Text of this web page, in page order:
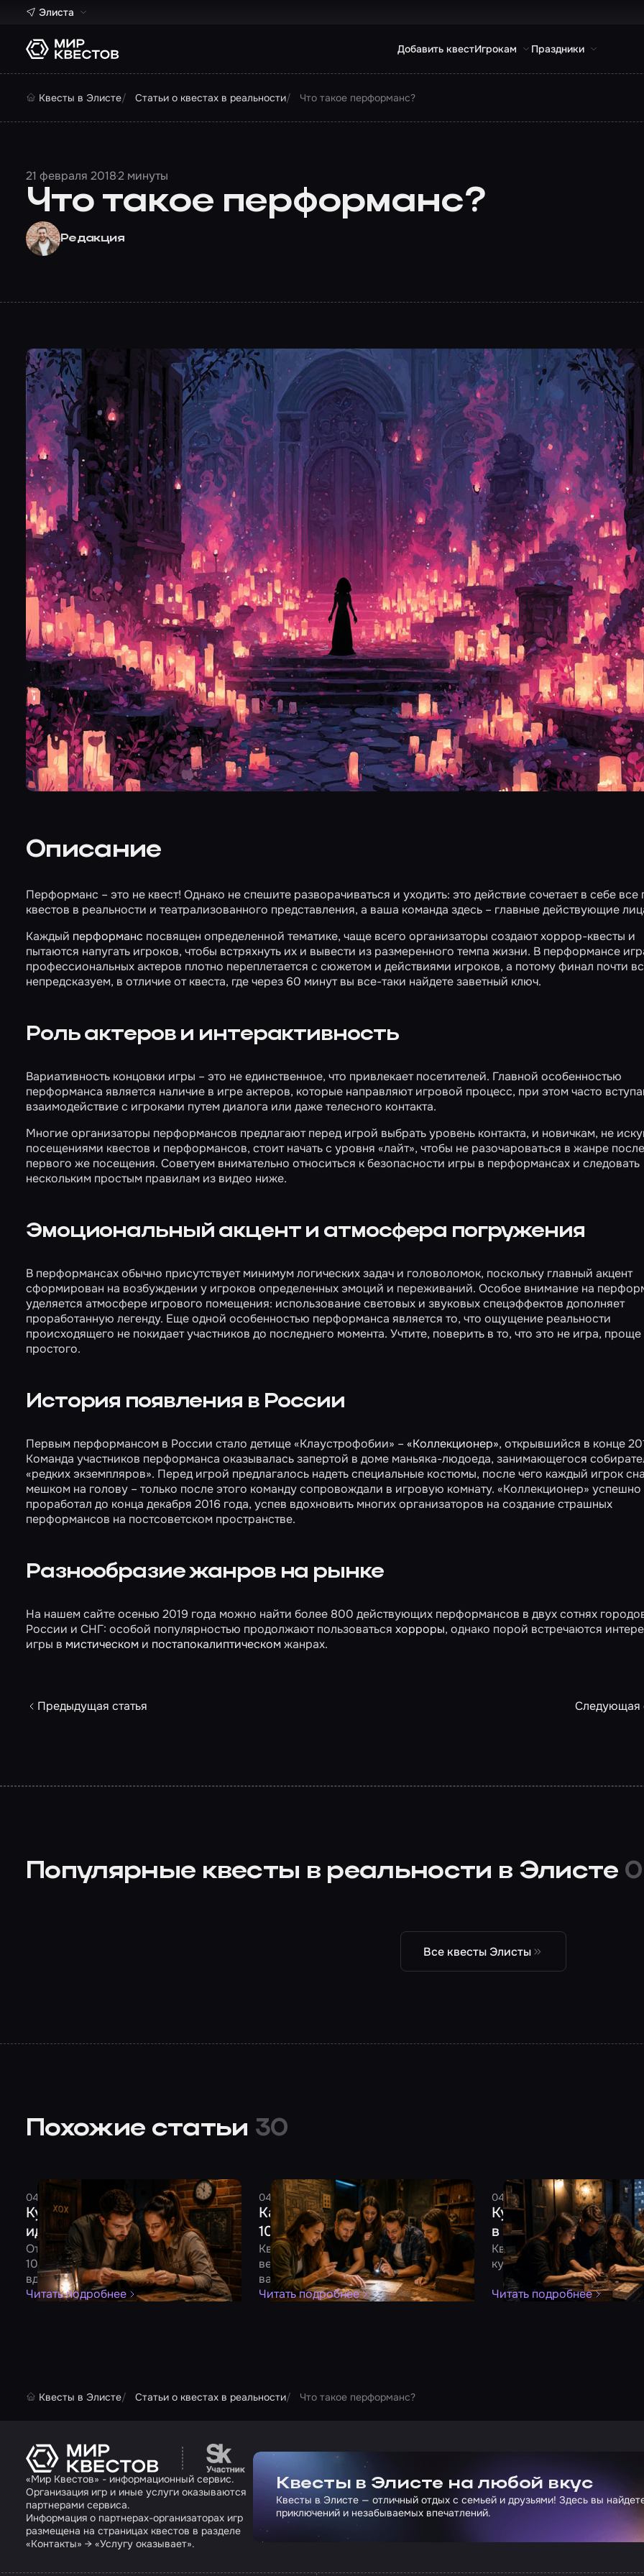
Элиста
Добавить квестИгрокам Праздники
Квесты в Элисте Статьи о квестах в реальности Что такое перформанс?
21 февраля 20182 минуты
Что такое перформанс?
Редакция
Описание
Перформанс – это не квест! Однако не спешите разворачиваться и уходить: это действие сочетает в себе
квестов в реальности и театрализованного представления, а ваша команда здесь – главные действующие
Каждый перформанс посвящен определенной тематике, чаще всего организаторы создают хоррор-квесты и
пытаются напугать игроков, чтобы встряхнуть их и вывести из размеренного темпа жизни. В перформансе
профессиональных актеров плотно переплетается с сюжетом и действиями игроков, а потому финал почти
непредсказуем, в отличие от квеста, где через 60 минут вы все-таки найдете заветный ключ.
Роль актеров и интерактивность
Вариативность концовки игры – это не единственное, что привлекает посетителей. Главной особенностью
перформанса является наличие в игре актеров, которые направляют игровой процесс, при этом часто
взаимодействие с игроками путем диалога или даже телесного контакта.
Многие организаторы перформансов предлагают перед игрой выбрать уровень контакта, и новичкам, не
посещениями квестов и перформансов, стоит начать с уровня «лайт», чтобы не разочароваться в жанре после
первого же посещения. Советуем внимательно относиться к безопасности игры в перформансах и следовать
нескольким простым правилам из видео ниже.
Эмоциональный акцент и атмосфера погружения
В перформансах обычно присутствует минимум логических задач и головоломок, поскольку главный акцент
сформирован на возбуждении у игроков определенных эмоций и переживаний. Особое внимание на
уделяется атмосфере игрового помещения: использование световых и звуковых спецэффектов дополняет
проработанную легенду. Еще одной особенностью перформанса является то, что ощущение реальности
происходящего не покидает участников до последнего момента. Учтите, поверить в то, что это не игра, проще
простого.
История появления в России
Первым перформансом в России стало детище «Клаустрофобии» – «Коллекционер», открывшийся в конце
Команда участников перформанса оказывалась запертой в доме маньяка-людоеда, занимающегося
«редких экземпляров». Перед игрой предлагалось надеть специальные костюмы, после чего каждый игрок
мешком на голову – только после этого команду сопровождали в игровую комнату. «Коллекционер» успешно
проработал до конца декабря 2016 года, успев вдохновить многих организаторов на создание страшных
перформансов на постсоветском пространстве.
Разнообразие жанров на рынке
На нашем сайте осенью 2019 года можно найти более 800 действующих перформансов в двух сотнях
России и СНГ: особой популярностью продолжают пользоваться хорроры, однако порой встречаются
игры в мистическом и постапокалиптическомжанрах.
Предыдущая статья Следующая
Популярные квесты в реальности в Элисте 0
Все квесты Элисты
Похожие статьи 30
04 августа 20267 минут Смельчак
Куда сходить на свидание: 10
идей для двоих
От квеста до романтического ужина –
10 идей для незабываемого вечера
вдвоем
Читать подробнее
04 августа 2026 6 минут Смельчак
Как отметить день рождения:
10 идей для взрослой компании
Квест, боулинг, тематическая
вечеринка и другие форматы под
вашу компанию
Читать подробнее
04 августа 20268 минут
Куда сходить в
в Москве: 10 идей
Квест, музей, антикафе и
куда сходить в дождливый
Читать подробнее
Квесты в Элисте Статьи о квестах в реальности Что такое перформанс?
Перейти на сайт партнера Сколково
«Мир Квестов» - информационный сервис.
Организация игр и иные услуги оказываются
партнерами сервиса.
Информация о партнерах-организаторах игр
размещена на страницах квестов в разделе
«Контакты» → «Услугу оказывает».
Квесты в Элисте на любой вкус
Квесты в Элисте — отличный отдых с семьей и друзьями! Здесь вы
приключений и незабываемых впечатлений.